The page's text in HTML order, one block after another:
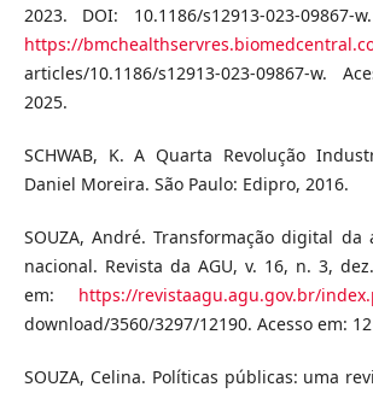
2023. DOI: 10.1186/s12913-023-09867-
https://
articles/10.1186/s12913-023-09867-w.
2025.
SCHWAB, K. A Quarta Revolução
Daniel Moreira. São Paulo: Edipro, 2016.
SOUZA, André. Transformação digital da
nacional. Revista da AGU, v. 16, n. 3,
em: https://revistaagu.agu.gov.br/
download/3560/3297/12190. Acesso em:
SOUZA, Celina. Políticas públicas: uma